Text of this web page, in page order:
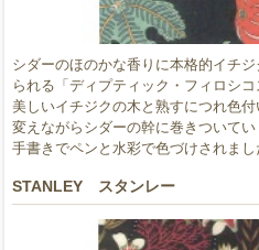
シダーのほのかな香りに本格的イチ
られる「ディプティック・フィロシ
美しいイチジクの木と熟すにつれ色
変えながらシダーの幹に巻きついて
手書きでペンと水彩で色づけされまし
STANLEY スタンレー